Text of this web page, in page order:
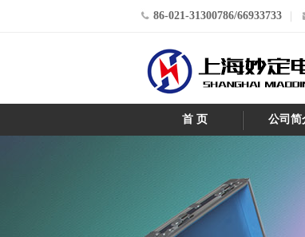
86-021-31300786/66933733
首 页 公司简